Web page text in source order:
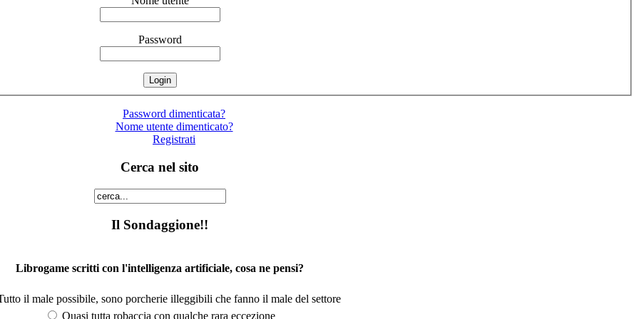
Password
Password dimenticata?
Nome utente dimenticato?
Registrati
Cerca nel sito
Il Sondaggione!!
Librogame scritti con l'intelligenza artificiale, cosa ne pensi?
il male possibile, sono porcherie illeggibili che fanno il male del settore
Quasi tutta robaccia con qualche rara eccezione